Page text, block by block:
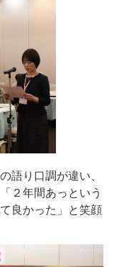
語り口調が違い、
２年間あっという
良かった」と笑顔